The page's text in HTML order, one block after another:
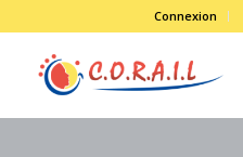
Connexion